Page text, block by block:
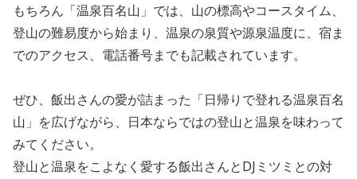
もちろん「温泉百名山」では、山の標高やコースタイム、
登山の難易度から始まり、温泉の泉質や源泉温度に、宿ま
でのアクセス、電話番号までも記載されています。
ぜひ、飯出さんの愛が詰まった「日帰りで登れる温泉百名
山」を広げながら、日本ならではの登山と温泉を味わって
みてください。
登山と温泉をこよなく愛する飯出さんとDJミツミとの対